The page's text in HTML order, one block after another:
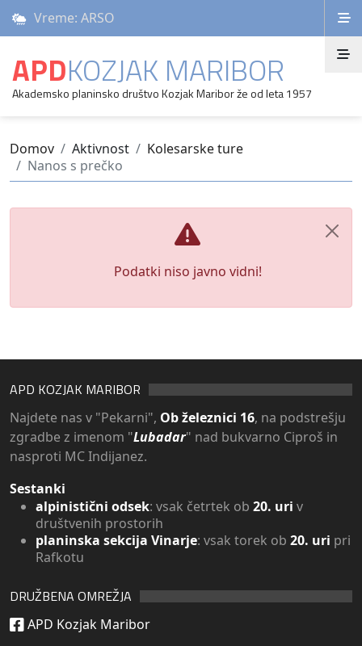
Vreme: ARSO
APDKOZJAK MARIBOR
Akademsko planinsko društvo Kozjak Maribor že od leta 1957
Domov Aktivnost
Kolesarske ture
Nanos s prečko
Podatki niso javno vidni!
APD KOZJAK MARIBOR
Najdete nas v "Pekarni", Ob železnici 16, na podstrešju
zgradbe z imenom "Lubadar" nad bukvarno Ciproš in
nasproti MC Indijanez.
Sestanki
alpinistični odsek: vsak četrtek ob 20. uri v
društvenih prostorih
planinska sekcija Vinarje: vsak torek ob 20. uri pri
Rafkotu
DRUŽBENA OMREŽJA
APD Kozjak Maribor